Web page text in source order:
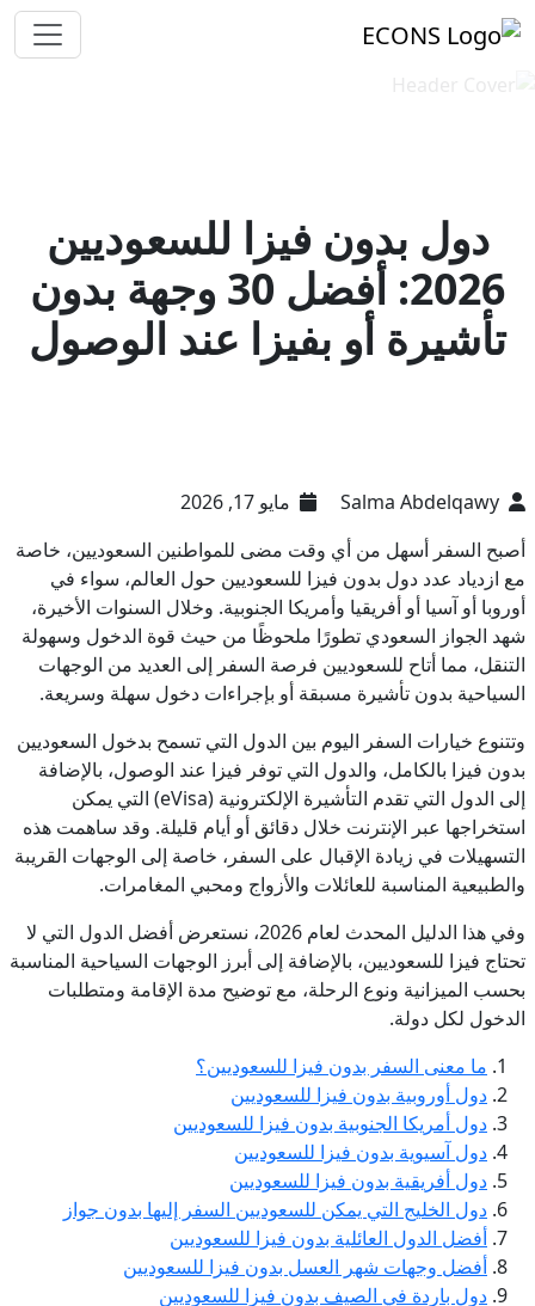
دول بدون فيزا للسعوديين
2026: أفضل 30 وجهة بدون
تأشيرة أو بفيزا عند الوصول
مايو 17, 2026
أصبح السفر أسهل من أي وقت مضى للمواطنين السعوديين، خاصة
مع ازدياد عدد دول بدون فيزا للسعوديين حول العالم، سواء في
أوروبا أو آسيا أو أفريقيا وأمريكا الجنوبية. وخلال السنوات الأخيرة،
شهد الجواز السعودي تطورًا ملحوظًا من حيث قوة الدخول وسهولة
التنقل، مما أتاح للسعوديين فرصة السفر إلى العديد من الوجهات
السياحية بدون تأشيرة مسبقة أو بإجراءات دخول سهلة وسريعة.
وتتنوع خيارات السفر اليوم بين الدول التي تسمح بدخول السعوديين
بدون فيزا بالكامل، والدول التي توفر فيزا عند الوصول، بالإضافة
إلى الدول التي تقدم التأشيرة الإلكترونية (eVisa) التي يمكن
استخراجها عبر الإنترنت خلال دقائق أو أيام قليلة. وقد ساهمت هذه
التسهيلات في زيادة الإقبال على السفر، خاصة إلى الوجهات القريبة
والطبيعية المناسبة للعائلات والأزواج ومحبي المغامرات.
وفي هذا الدليل المحدث لعام 2026، نستعرض أفضل الدول التي لا
تحتاج فيزا للسعوديين، بالإضافة إلى أبرز الوجهات السياحية المناسبة
بحسب الميزانية ونوع الرحلة، مع توضيح مدة الإقامة ومتطلبات
الدخول لكل دولة.
ما معنى السفر بدون فيزا للسعوديين؟
دول أوروبية بدون فيزا للسعوديين
دول أمريكا الجنوبية بدون فيزا للسعوديين
دول آسيوية بدون فيزا للسعوديين
دول أفريقية بدون فيزا للسعوديين
دول الخليج التي يمكن للسعوديين السفر إليها بدون جواز
أفضل الدول العائلية بدون فيزا للسعوديين
أفضل وجهات شهر العسل بدون فيزا للسعوديين
دول باردة في الصيف بدون فيزا للسعوديين